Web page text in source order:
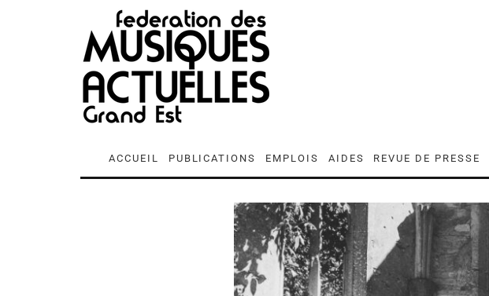
ACCUEIL PUBLICATIONS EMPLOIS AIDES REVUE DE PRESSE